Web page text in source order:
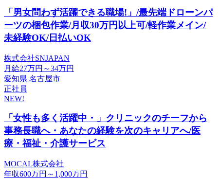
「男女問わず活躍できる職場!」/最先端ドローンパ
ーツの梱包作業/月収30万円以上可/軽作業メイン/
未経験OK/日払いOK
株式会社SNJAPAN
月給27万円～34万円
愛知県 名古屋市
正社員
NEW!
「女性も多く活躍中・」クリニックのチーフから
事務長職へ・あなたの経験を次のキャリアへ/医
療・福祉・介護サービス
MOCAL株式会社
年収600万円～1,000万円